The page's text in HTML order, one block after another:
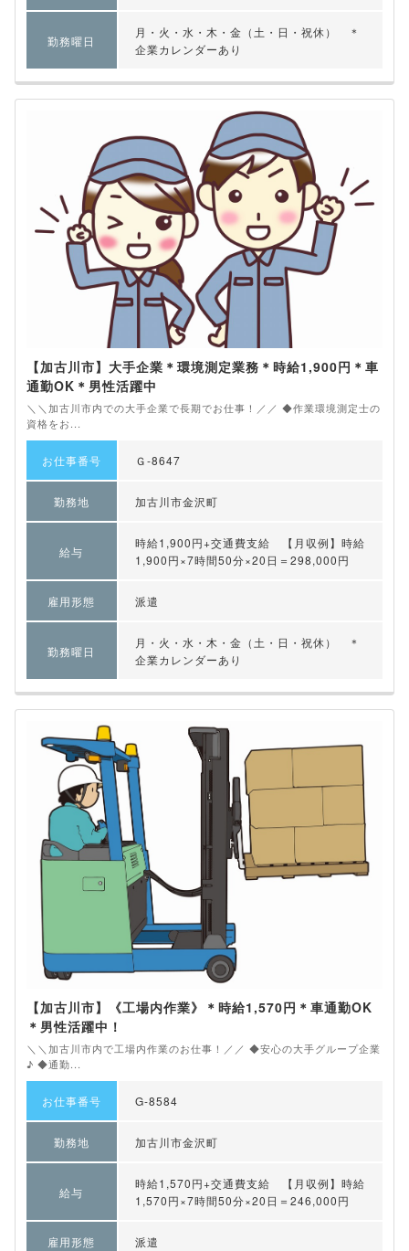
勤務曜日
月・火・水・木・金（土・日・祝休） ＊
企業カレンダーあり
【加古川市】大手企業＊環境測定業務＊時給1,900円＊車
通勤OK＊男性活躍中
＼＼加古川市内での大手企業で長期でお仕事！／／ ◆作業環境測定士の
資格をお...
お仕事番号 Ｇ-8647
勤務地 加古川市金沢町
給与
時給1,900円+交通費支給 【月収例】時給
1,900円×7時間50分×20日＝298,000円
雇用形態 派遣
勤務曜日
月・火・水・木・金（土・日・祝休） ＊
企業カレンダーあり
【加古川市】《工場内作業》＊時給1,570円＊車通勤OK
＊男性活躍中！
＼＼加古川市内で工場内作業のお仕事！／／ ◆安心の大手グループ企業
♪ ◆通勤...
お仕事番号 G-8584
勤務地 加古川市金沢町
給与
時給1,570円+交通費支給 【月収例】時給
1,570円×7時間50分×20日＝246,000円
雇用形態 派遣